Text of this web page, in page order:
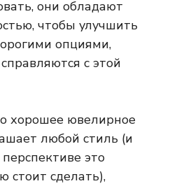
они обладают
чтобы улучшить
опциями,
с этой
хорошее ювелирное
любой стиль (и
это
стоит сделать),